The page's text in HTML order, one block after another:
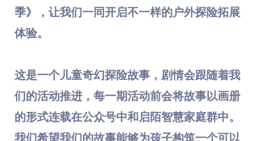
季》，让我们一同开启不一样的户外探险拓展
体验。
这是一个儿童奇幻探险故事，剧情会跟随着我
们的活动推进，每一期活动前会将故事以画册
的形式连载在公众号中和启陌智慧家庭群中。
我们希望我们的故事能够为孩子构筑一个可以